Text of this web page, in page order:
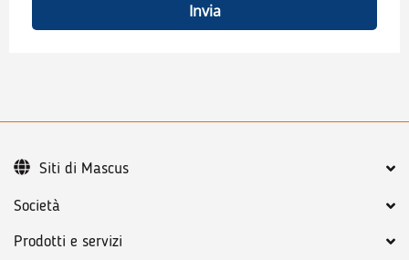
Invia
Società
Prodotti e servizi
Siti di Mascus